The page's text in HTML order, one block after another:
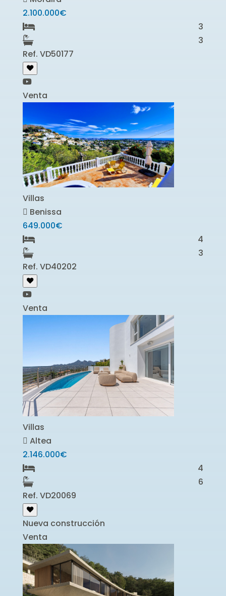
2.100.000€
3
3
Ref. VD50177
Venta
Villas
Benissa
649.000€
4
3
Ref. VD40202
Venta
Villas
Altea
2.146.000€
4
6
Ref. VD20069
Nueva construcción
Venta